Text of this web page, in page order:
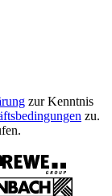
zur Kenntnis
zu.